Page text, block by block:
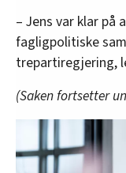
– Jens var klar på
fagligpolitiske
trepartiregjering,
(Saken fortsetter